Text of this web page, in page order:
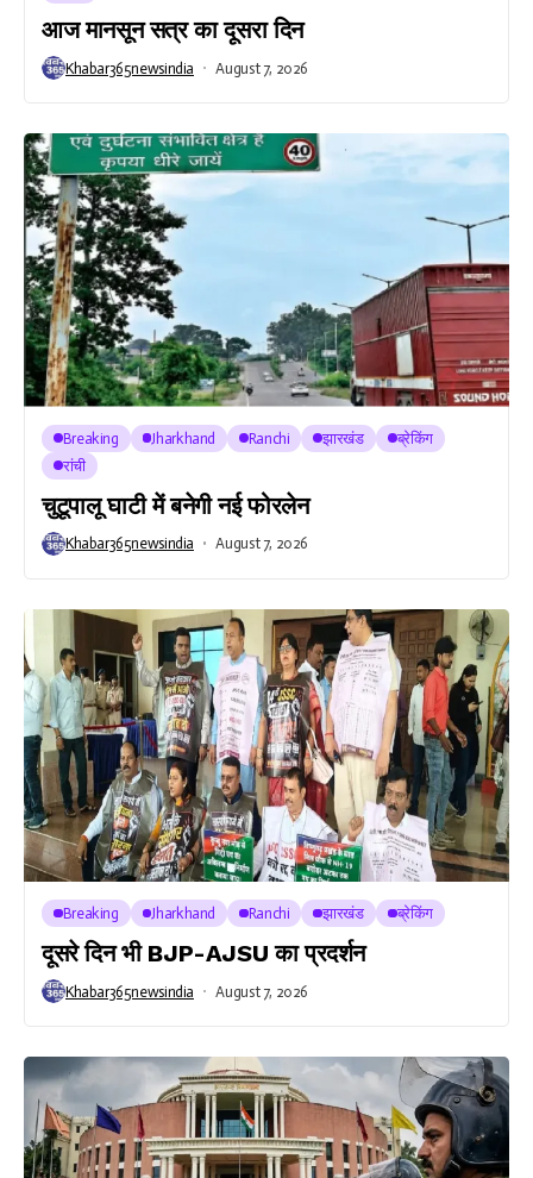
आज मानसून सत्र का दूसरा दिन
Khabar365newsindia August 7, 2026
Breaking Jharkhand Ranchi झारखंड
ब्रेकिंग
रांची
चुटूपालू घाटी में बनेगी नई फोरलेन
Khabar365newsindia August 7, 2026
Breaking Jharkhand Ranchi झारखंड ब्रेकिंग
दूसरे दिन भी BJP-AJSU का प्रदर्शन
Khabar365newsindia August 7, 2026